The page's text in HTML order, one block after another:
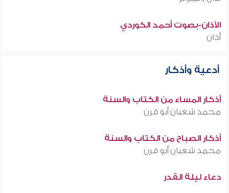
الأذان-بصوت أحمد الكوردي
أذان
أدعية وأذكار
أذكار المساء من الكتاب والسنة
محمد شعبان أبو قرن
أذكار الصباح من الكتاب والسنة
محمد شعبان أبو قرن
دعاء ليلة القدر